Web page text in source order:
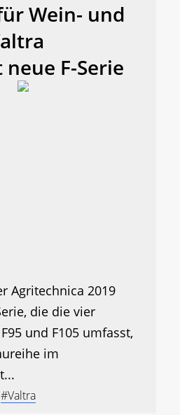
Wein- und
F-Serie
Agritechnica 2019
die die vier
und F105 umfasst,
im
#Valtra